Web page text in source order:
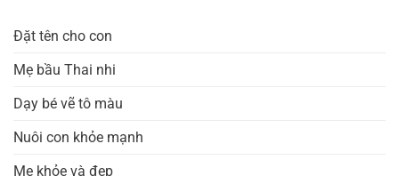
Đặt tên cho con
Mẹ bầu Thai nhi
Dạy bé vẽ tô màu
Nuôi con khỏe mạnh
Mẹ khỏe và đẹp